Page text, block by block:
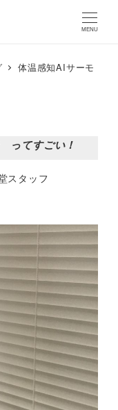
MENU
体温感知AIサーモ
ってすごい！
スタッフ